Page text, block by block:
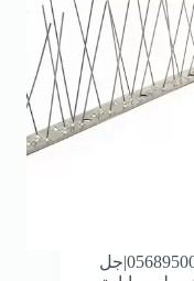
شركة مكافحة الحمام في ابوظبي |0568950034|جل